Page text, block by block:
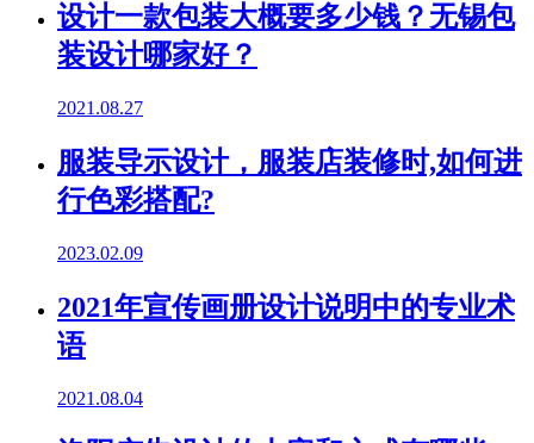
设计一款包装大概要多少钱？无锡包
装设计哪家好？
2021.08.27
服装导示设计，服装店装修时,如何进
行色彩搭配?
2023.02.09
2021年宣传画册设计说明中的专业术
语
2021.08.04